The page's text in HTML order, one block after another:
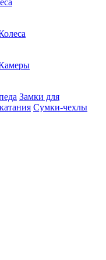
Замки для
Сумки-чехлы